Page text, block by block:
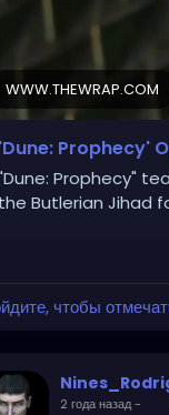
WWW.THEWRAP.COM
'Dune: Prophecy'
Prophecy"
the Butlerian Jihad
чтобы
2 года назад-